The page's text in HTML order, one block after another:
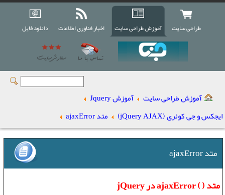
طراحی سایت آموزش طراحی سایت اخبار فناوری اطلاعات دانلود فایل
آموزش طراحی سایت
آموزش Jquery
ایجکس و جی کوئری (jQuery AJAX)
متد ajaxError
متد ajaxError
متد ( ) ajaxError در jQuery